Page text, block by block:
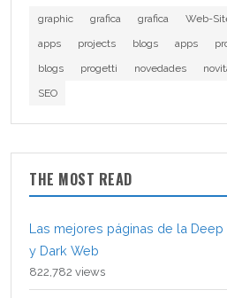
graphic grafica grafica Web-
apps
projects blogs apps
blogs
progetti novedades
SEO
THE MOST READ
Las mejores páginas de la
y Dark Web
822,782 views